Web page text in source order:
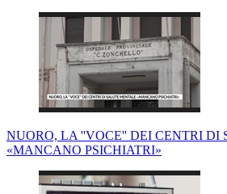
NUORO, LA ''VOCE'' DEI CENTRI DI
«MANCANO PSICHIATRI»